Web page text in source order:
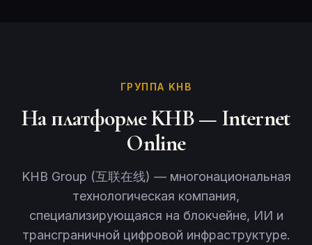
ГРУППА KHB
На платформе KHB — Internet
Online
KHB Group (互联在线) — многонациональная
технологическая компания,
специализирующаяся на блокчейне, ИИ и
трансграничной цифровой инфраструктуре.